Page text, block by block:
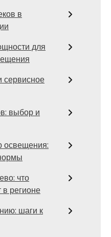
в
для
сервисное
выбор и
освещения:
что
в регионе
шаги к